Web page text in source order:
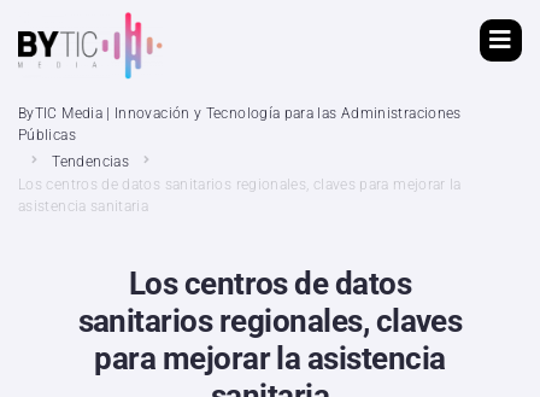
ByTIC Media | Innovación y Tecnología para las Administraciones
Públicas
Tendencias
Los centros de datos sanitarios regionales, claves para mejorar la
asistencia sanitaria
Los centros de datos
sanitarios regionales, claves
para mejorar la asistencia